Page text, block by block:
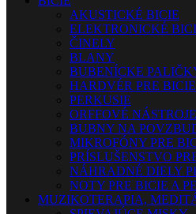
AKUSTICKÉ BICIE
ELEKTRONICKÉ
ČINELY
BLANY
BUBENÍCKE
HARDVÉR PRE BICIE
PERKUSIE
ORFFOVÉ NÁSTROJE
BUBNY NA
MIKROFÓNY PRE
PRÍSLUŠENSTVO
NÁHRADNÉ DIELY
NOTY PRE BICIE A
MUZIKOTERAPIA,